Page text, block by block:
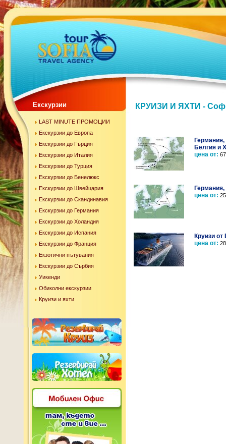
Екскурзии
LAST MINUTE ПРОМОЦИИ
Екскурзии до Европа
Екскурзии до Гърция
Екскурзии до Италия
Екскурзии до Турция
Екскурзии до Бенелюкс
Екскурзии до Швейцария
Екскурзии до Скандинавия
Екскурзии до Германия
Екскурзии до Холандия
Екскурзии до Испания
Екскурзии до Франция
Екзотични пътувания
Екскурзии до Сърбия
Уикенди
Обиколни екскурзии
Круизи и яхти
КРУИЗИ И ЯХТИ -
Белгия и
цена от:
цена от:
Круизи
цена от: